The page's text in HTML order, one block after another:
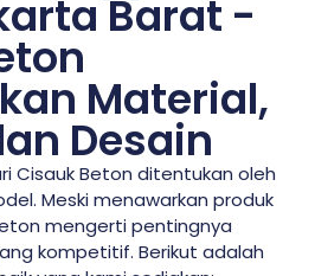
Barat -
Material,
Desain
Cisauk Beton ditentukan oleh
Meski menawarkan produk
mengerti pentingnya
kompetitif. Berikut adalah